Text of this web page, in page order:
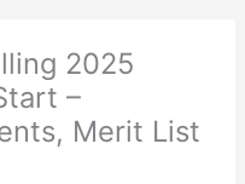
2025
–
Merit List